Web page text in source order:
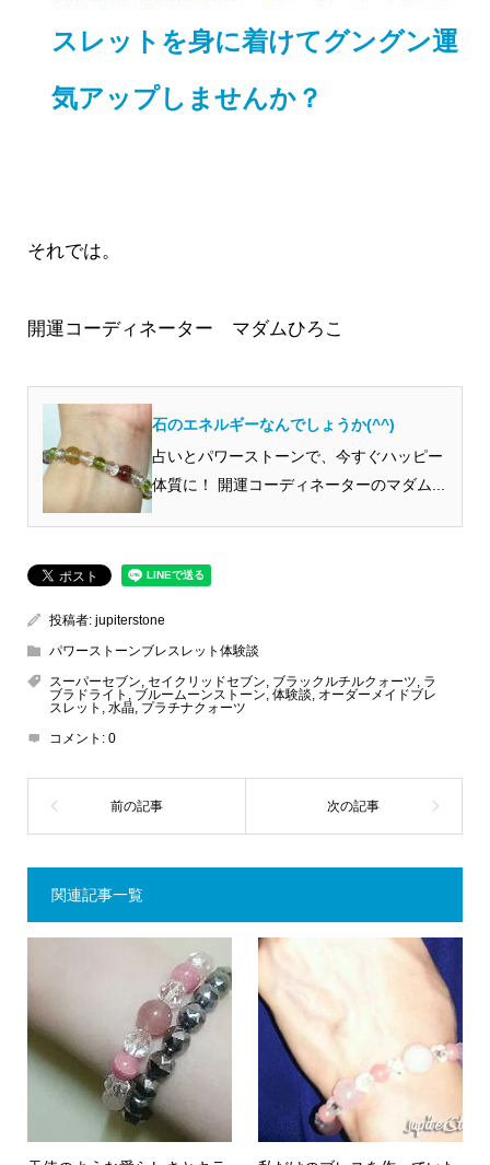
スレットを身に着けてグングン運
気アップしませんか？
それでは。
開運コーディネーター マダムひろこ
石のエネルギーなんでしょうか(^^)
占いとパワーストーンで、今すぐハッピー
体質に！ 開運コーディネーターのマダム...
投稿者: jupiterstone
パワーストーンブレスレット体験談
スーパーセブン, セイクリッドセブン, ブラックルチルクォーツ, ラ
ブラドライト , ブルームーンストーン, 体験談, オーダーメイドブレ
スレット , 水晶, プラチナクォーツ
コメント: 0
関連記事一覧